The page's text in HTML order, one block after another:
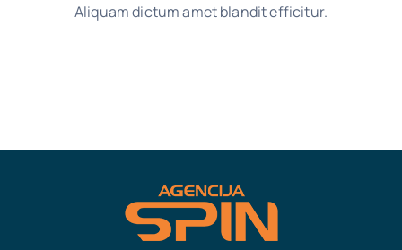
Aliquam dictum amet blandit efficitur.